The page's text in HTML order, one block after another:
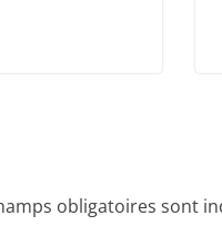
obligatoires sont